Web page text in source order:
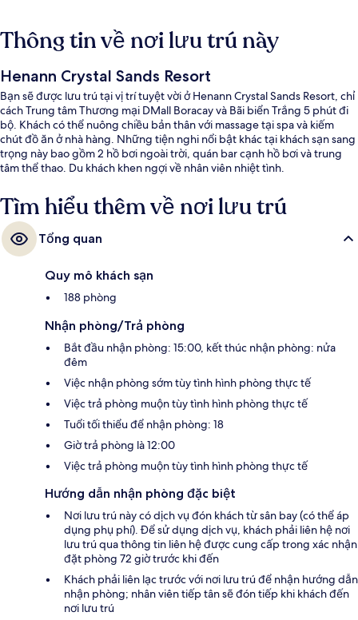
Thông tin về nơi lưu trú này
Henann Crystal Sands Resort
Bạn sẽ được lưu trú tại vị trí tuyệt vời ở Henann Crystal Sands Resort, chỉ
cách Trung tâm Thương mại DMall Boracay và Bãi biển Trắng 5 phút đi
bộ. Khách có thể nuông chiều bản thân với massage tại spa và kiếm
chút đồ ăn ở nhà hàng. Những tiện nghi nổi bật khác tại khách sạn sang
trọng này bao gồm 2 hồ bơi ngoài trời, quán bar cạnh hồ bơi và trung
tâm thể thao. Du khách khen ngợi về nhân viên nhiệt tình.
Tìm hiểu thêm về nơi lưu trú
Tổng quan
Quy mô khách sạn
188 phòng
Nhận phòng/Trả phòng
Bắt đầu nhận phòng: 15:00, kết thúc nhận phòng: nửa
đêm
Việc nhận phòng sớm tùy tình hình phòng thực tế
Việc trả phòng muộn tùy tình hình phòng thực tế
Tuổi tối thiểu để nhận phòng: 18
Giờ trả phòng là 12:00
Việc trả phòng muộn tùy tình hình phòng thực tế
Hướng dẫn nhận phòng đặc biệt
Nơi lưu trú này có dịch vụ đón khách từ sân bay (có thể áp
dụng phụ phí). Để sử dụng dịch vụ, khách phải liên hệ nơi
lưu trú qua thông tin liên hệ được cung cấp trong xác nhận
đặt phòng 72 giờ trước khi đến
Khách phải liên lạc trước với nơi lưu trú để nhận hướng dẫn
nhận phòng; nhân viên tiếp tân sẽ đón tiếp khi khách đến
nơi lưu trú